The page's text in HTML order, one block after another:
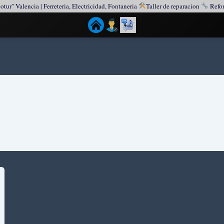
Valencia | Ferreteria, Electricidad, Fontaneria Taller de reparacion